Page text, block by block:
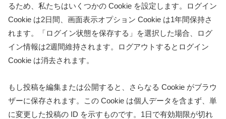
るため、私たちはいくつかの Cookie を設定します。ログイン
Cookie は2日間、画面表示オプション Cookie は1年間保持さ
れます。「ログイン状態を保存する」を選択した場合、ログ
イン情報は2週間維持されます。ログアウトするとログイン
Cookie は消去されます。
もし投稿を編集または公開すると、さらなる Cookie がブラウ
ザーに保存されます。この Cookie は個人データを含まず、単
に変更した投稿の ID を示すものです。1日で有効期限が切れ